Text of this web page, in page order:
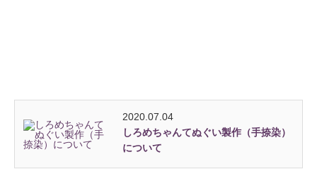
2020.07.04
しろめちゃんてぬぐい製作（手捺染）
について